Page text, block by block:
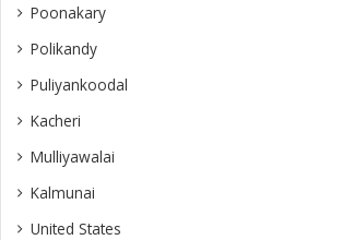
Poonakary
Polikandy
Puliyankoodal
Kacheri
Mulliyawalai
Kalmunai
United States